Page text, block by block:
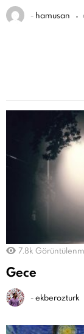
- hamusan
7.8k
Gece
-ekberozturk